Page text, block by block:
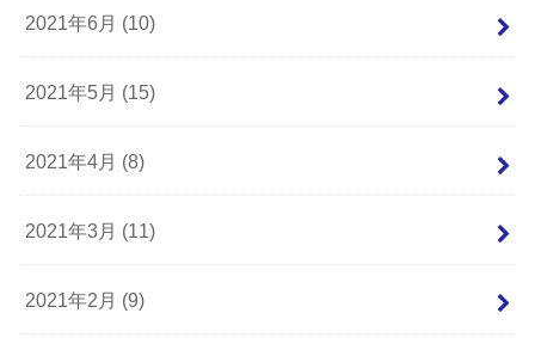
2021年6月 (10)
2021年5月 (15)
2021年4月 (8)
2021年3月 (11)
2021年2月 (9)